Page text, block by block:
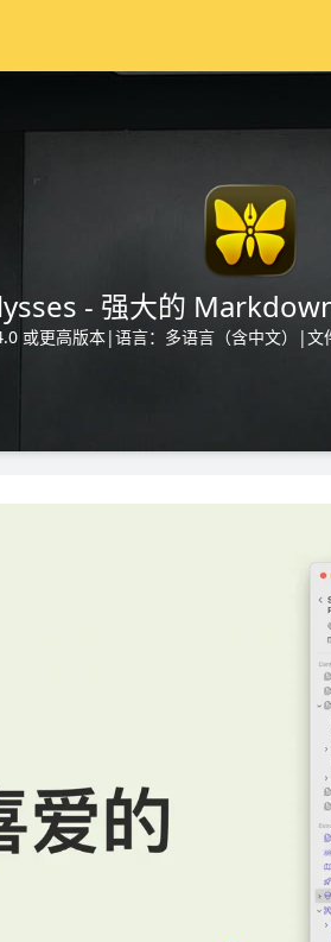
- 强大的
或更高版本|语言：多语言（含中文） |文